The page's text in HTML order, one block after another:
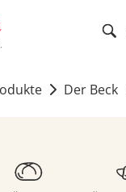
Der Beck